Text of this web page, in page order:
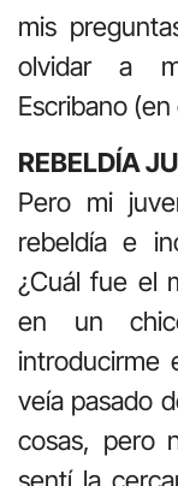
mis
olvidar a
Escribano
REBELDÍA
Pero mi
rebeldía e
¿Cuál fue el
en un
introducirme
veía pasado
cosas, pero